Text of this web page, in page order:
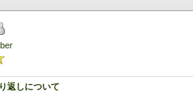
40 , 8,
42pt, 34pt, 28pt,
= "white", height =
返しについて